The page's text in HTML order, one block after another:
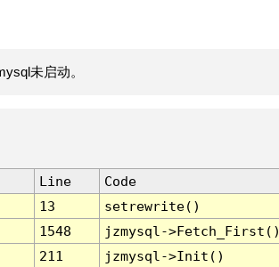
未启动。
Line
Code
13
setrewrite()
1548
jzmysql-
211
jzmysql->Init()